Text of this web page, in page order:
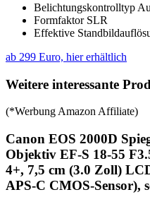
Belichtungskontrolltyp
Formfaktor SLR
Effektive
ab 299 Euro, hier erhältlich
Weitere interessante
(*Werbung Amazon Affiliate)
Canon EOS 2000D
Objektiv EF-S 18-55
4+, 7,5 cm (3.0 Zoll)
APS-C CMOS-Sensor),